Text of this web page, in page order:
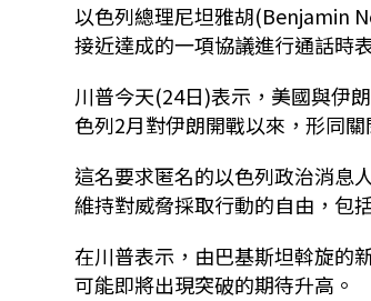
以色列總理尼坦雅胡(Benjamin
接近達成的一項協議進行通話時
川普今天(24日)表示，美國與伊朗
色列2月對伊朗開戰以來，形同
這名要求匿名的以色列政治消息
維持對威脅採取行動的自由，包
在川普表示，由巴基斯坦斡旋的
可能即將出現突破的期待升高。